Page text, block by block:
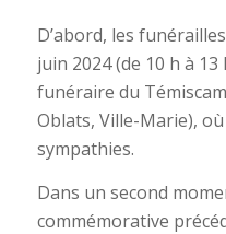
D’abord, les
juin 2024 (de 10 h à
funéraire du
Oblats, Ville-Marie),
sympathies.
Dans un second
commémorative